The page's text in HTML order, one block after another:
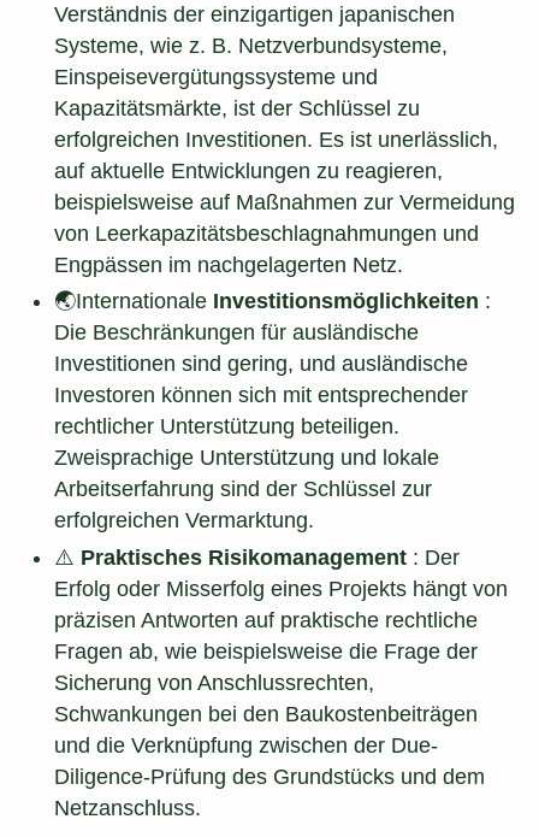
Verständnis der einzigartigen japanischen
Systeme, wie z. B. Netzverbundsysteme,
Einspeisevergütungssysteme und
Kapazitätsmärkte, ist der Schlüssel zu
erfolgreichen Investitionen. Es ist unerlässlich,
auf aktuelle Entwicklungen zu reagieren,
beispielsweise auf Maßnahmen zur Vermeidung
von Leerkapazitätsbeschlagnahmungen und
Engpässen im nachgelagerten Netz.
🌏Internationale Investitionsmöglichkeiten :
Die Beschränkungen für ausländische
Investitionen sind gering, und ausländische
Investoren können sich mit entsprechender
rechtlicher Unterstützung beteiligen.
Zweisprachige Unterstützung und lokale
Arbeitserfahrung sind der Schlüssel zur
erfolgreichen Vermarktung.
⚠️ Praktisches Risikomanagement: Der
Erfolg oder Misserfolg eines Projekts hängt von
präzisen Antworten auf praktische rechtliche
Fragen ab, wie beispielsweise die Frage der
Sicherung von Anschlussrechten,
Schwankungen bei den Baukostenbeiträgen
und die Verknüpfung zwischen der Due-
Diligence-Prüfung des Grundstücks und dem
Netzanschluss.